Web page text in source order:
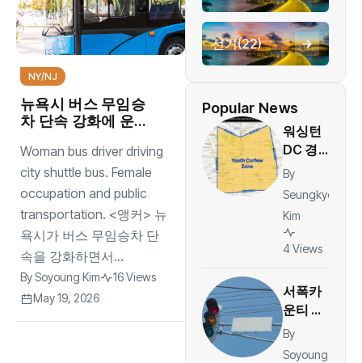
NY/NJ
뉴욕시 버스 무임승
차 단속 강화에 운행
Woman bus driver driving
city shuttle bus. Female
occupation and public
transportation. <앵커> 뉴
욕시가 버스 무임승차 단
속을 강화하면서...
BySoyoung Kim
16 Views
May 19, 2026
선거(22)
Popular News
워싱턴
DC 경찰
당국, 컬
럼비아
하이츠
주말 ‘청
소년 통
간 대규
모 모임
제한
By
Seungkyo
Kim
4 Views
서폭카
운티 신
호위반
카메라
By
Soyoung